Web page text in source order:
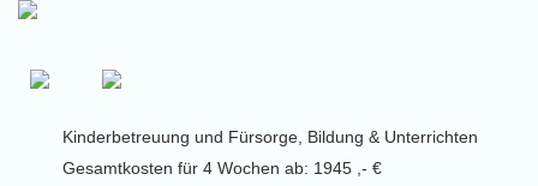
Kinderbetreuung und Fürsorge, Bildung & Unterrichten
Gesamtkosten für 4 Wochen ab: 1945 ,- €